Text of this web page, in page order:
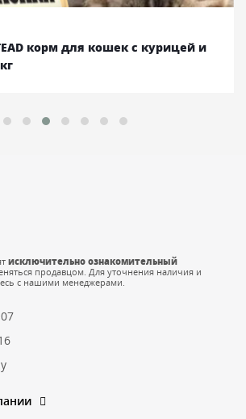
корм для кошек с курицей и
исключительно ознакомительный
продавцом. Для уточнения наличия и
с нашими менеджерами.